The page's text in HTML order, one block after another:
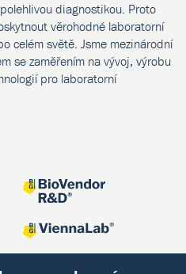
diagnostikou. Proto
věrohodné laboratorní
celém světě. Jsme mezinárodní
se zaměřením na vývoj, výrobu
pro laboratorní